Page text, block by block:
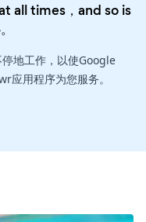
all times，and so is
。
地工作，以使Google
用程序为您服务。